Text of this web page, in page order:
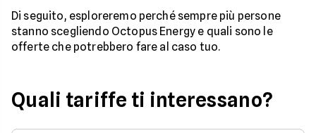
Di seguito, esploreremo perché sempre più persone
stanno scegliendo Octopus Energy e quali sono le
offerte che potrebbero fare al caso tuo.
Quali tariffe ti interessano?